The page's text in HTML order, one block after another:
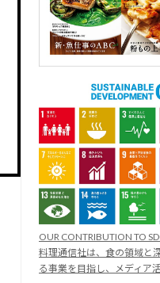
OUR CONTRIBUTION TO
料理通信社は、食の領域と
る事業を目指し、メディア